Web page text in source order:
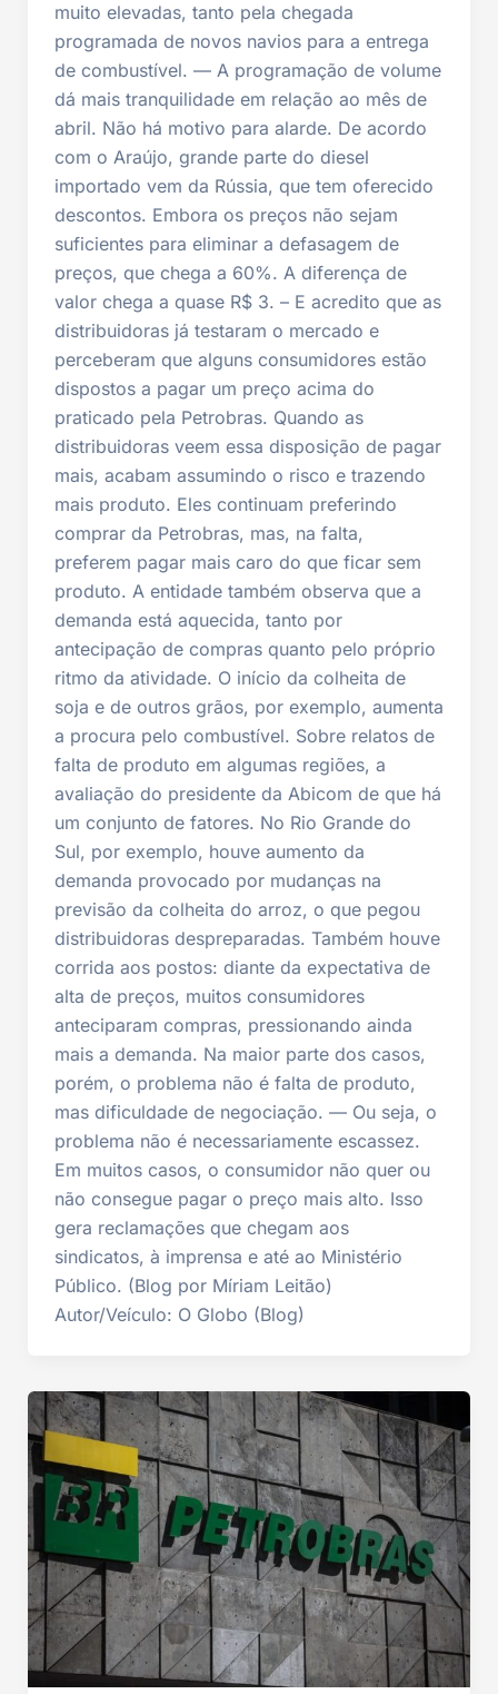
muito elevadas, tanto pela chegada
programada de novos navios para a entrega
de combustível. — A programação de volume
dá mais tranquilidade em relação ao mês de
abril. Não há motivo para alarde. De acordo
com o Araújo, grande parte do diesel
importado vem da Rússia, que tem oferecido
descontos. Embora os preços não sejam
suficientes para eliminar a defasagem de
preços, que chega a 60%. A diferença de
valor chega a quase R$ 3. – E acredito que as
distribuidoras já testaram o mercado e
perceberam que alguns consumidores estão
dispostos a pagar um preço acima do
praticado pela Petrobras. Quando as
distribuidoras veem essa disposição de pagar
mais, acabam assumindo o risco e trazendo
mais produto. Eles continuam preferindo
comprar da Petrobras, mas, na falta,
preferem pagar mais caro do que ficar sem
produto. A entidade também observa que a
demanda está aquecida, tanto por
antecipação de compras quanto pelo próprio
ritmo da atividade. O início da colheita de
soja e de outros grãos, por exemplo, aumenta
a procura pelo combustível. Sobre relatos de
falta de produto em algumas regiões, a
avaliação do presidente da Abicom de que há
um conjunto de fatores. No Rio Grande do
Sul, por exemplo, houve aumento da
demanda provocado por mudanças na
previsão da colheita do arroz, o que pegou
distribuidoras despreparadas. Também houve
corrida aos postos: diante da expectativa de
alta de preços, muitos consumidores
anteciparam compras, pressionando ainda
mais a demanda. Na maior parte dos casos,
porém, o problema não é falta de produto,
mas dificuldade de negociação. — Ou seja, o
problema não é necessariamente escassez.
Em muitos casos, o consumidor não quer ou
não consegue pagar o preço mais alto. Isso
gera reclamações que chegam aos
sindicatos, à imprensa e até ao Ministério
Público. (Blog por Míriam Leitão)
Autor/Veículo: O Globo (Blog)